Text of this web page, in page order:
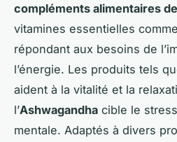
compléments alimentaires
vitamines essentielles
répondant aux besoins de
l’énergie. Les produits tels
aident à la vitalité et la
l’Ashwagandha cible le
mentale. Adaptés à divers